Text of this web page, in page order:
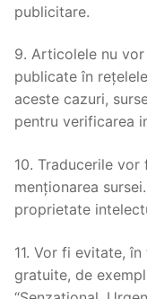
publicitare.
9. Articolele nu
publicate în
aceste cazuri,
pentru verificarea
10. Traducerile
menționarea
proprietate
11. Vor fi evitate,
gratuite, de